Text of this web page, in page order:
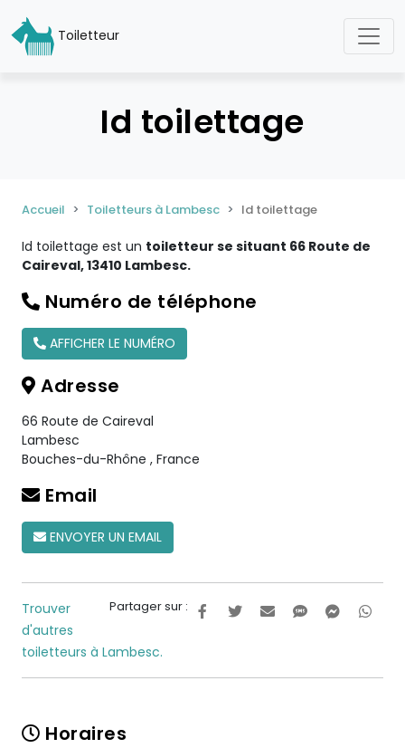
Toiletteur
Id toilettage
Accueil Toiletteurs à Lambesc Id toilettage
Id toilettage est un toiletteur se situant 66 Route de
Caireval, 13410 Lambesc.
Numéro de téléphone
AFFICHER LE NUMÉRO
Adresse
66 Route de Caireval
Lambesc
Bouches-du-Rhône , France
Email
ENVOYER UN EMAIL
Partager sur :
Trouver
d'autres
toiletteurs à Lambesc.
Horaires